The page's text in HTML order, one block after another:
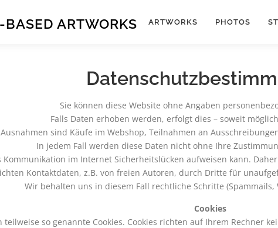
ARTWORKS ARTWORKS PHOTOS
Sie können diese Website ohne Angaben
Falls Daten erhoben werden, erfolgt dies – soweit
Ausnahmen sind Käufe im Webshop, Teilnahmen an
In jedem Fall werden diese Daten nicht ohne Ihre
im Internet Sicherheitslücken aufweisen kann.
Kontaktdaten, z.B. von freien Autoren, durch Dritte für
Wir behalten uns in diesem Fall rechtliche Schritte
Cookies
so genannte Cookies. Cookies richten auf Ihrem Rechner